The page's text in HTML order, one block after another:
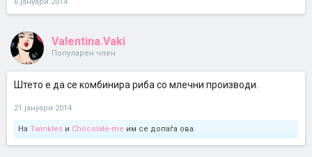
Valentina.Vaki
Популарен член
Штето е да се комбинира риба со млечни производи.
21 јануари 2014
На Twinkles и Chocolate-me им се допаѓа ова.